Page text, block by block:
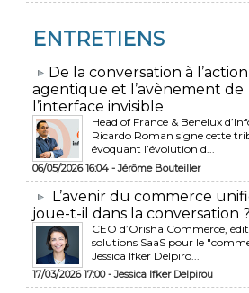
ENTRETIENS
​De la conversation à l’action
agentique et l’avènement de
l’interface invisible
Head of France & Benelux
Ricardo Roman signe cette
évoquant l’évolution d...
06/05/2026 16:04 -Jérôme Bouteiller
L’avenir du commerce
joue-t-il dans la conversation ?
CEO d’Orisha Commerce,
solutions SaaS pour le
Jessica Ifker Delpiro...
17/03/2026 17:00 -Jessica Ifker Delpirou